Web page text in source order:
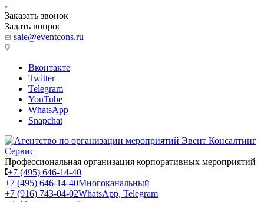
Заказать звонок
Задать вопрос
sale@eventcons.ru
Вконтакте
Twitter
Telegram
YouTube
WhatsApp
Snapchat
Профессиональная организация корпоративных мероприятий
+7 (495) 646-14-40
+7 (495) 646-14-40Многоканальный
+7 (916) 743-04-02WhatsApp, Telegram